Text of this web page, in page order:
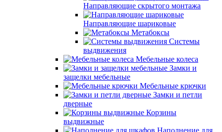
Направляющие скрытого монтажа
Направляющие шариковые
Метабоксы
Системы
выдвижения
Мебельные колеса
Замки и
защелки мебельные
Мебельные крючки
Замки и петли
дверные
Корзины
выдвижные
Наполнение для